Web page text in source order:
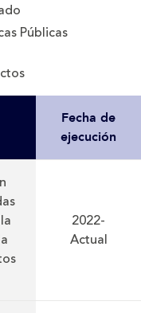
Públicas
Fecha de
ejecución
2022-
Actual